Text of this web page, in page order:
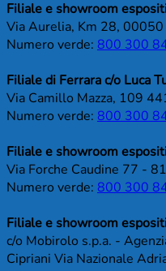
Filiale e showroom
Via Aurelia, Km 28,
Numero verde: 800 300
Filiale di Ferrara c/o Luca
Via Camillo Mazza, 109
Numero verde: 800 300
Filiale e showroom
Via Forche Caudine 77 -
Numero verde: 800 300
Filiale e showroom
c/o Mobirolo s.p.a. -
Cipriani Via Nazionale